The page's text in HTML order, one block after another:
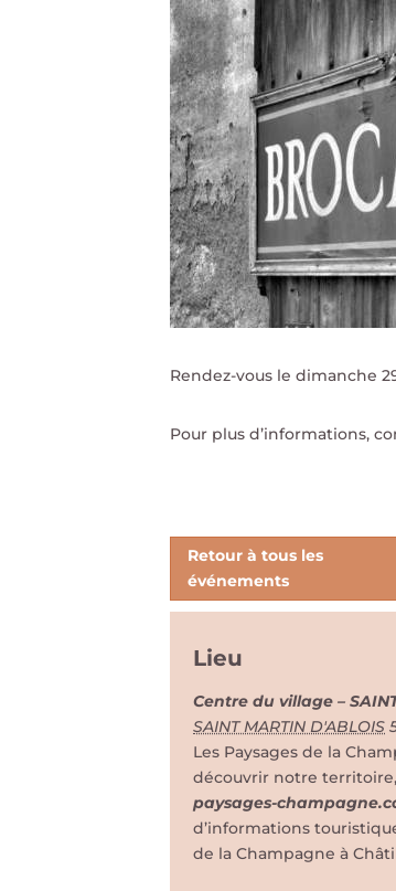
Rendez-vous le dimanche
Pour plus d’informations,
Lieu
Centre du village –
SAINT MARTIN D'ABLOIS
Les Paysages de la
découvrir notre
paysages-
d’informations
de la Champagne à
Retour à tous les
événements